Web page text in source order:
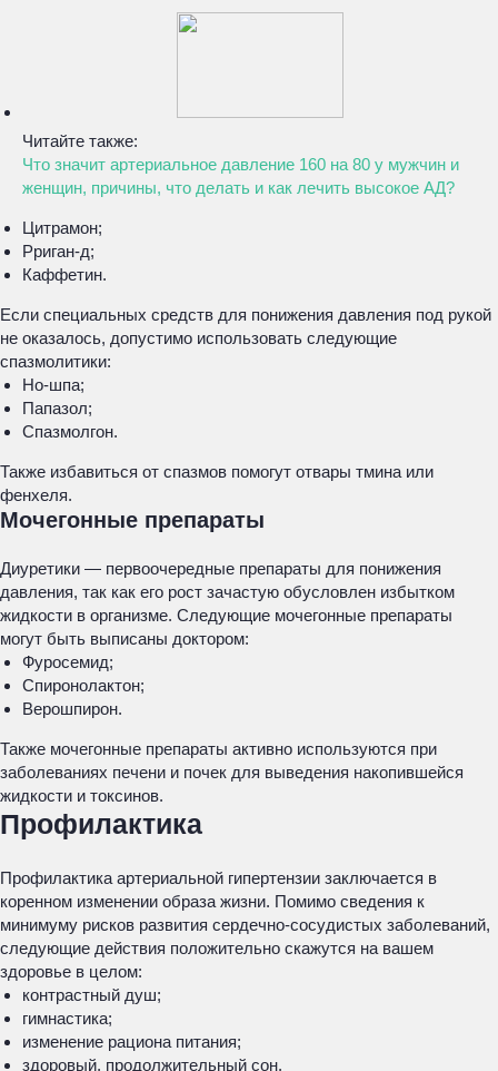
Читайте также:
Что значит артериальное давление 160 на 80 у мужчин и
женщин, причины, что делать и как лечить высокое АД?
Цитрамон;
Рриган-д;
Каффетин.
Если специальных средств для понижения давления под рукой
не оказалось, допустимо использовать следующие
спазмолитики:
Но-шпа;
Папазол;
Спазмолгон.
Также избавиться от спазмов помогут отвары тмина или
фенхеля.
Мочегонные препараты
Диуретики — первоочередные препараты для понижения
давления, так как его рост зачастую обусловлен избытком
жидкости в организме. Следующие мочегонные препараты
могут быть выписаны доктором:
Фуросемид;
Спиронолактон;
Верошпирон.
Также мочегонные препараты активно используются при
заболеваниях печени и почек для выведения накопившейся
жидкости и токсинов.
Профилактика
Профилактика артериальной гипертензии заключается в
коренном изменении образа жизни. Помимо сведения к
минимуму рисков развития сердечно-сосудистых заболеваний,
следующие действия положительно скажутся на вашем
здоровье в целом:
контрастный душ;
гимнастика;
изменение рациона питания;
здоровый, продолжительный сон.